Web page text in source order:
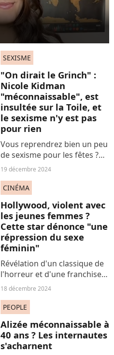
SEXISME
"On dirait le Grinch" :
Nicole Kidman
"méconnaissable", est
insultée sur la Toile, et
le sexisme n'y est pas
pour rien
Vous reprendrez bien un peu
de sexisme pour les fêtes ?
Sous le feu des projecteurs
sulfureux et provocateur, la
grande Nicole Kidman reçoit
les pires remarques...
19 décembre 2024
CINÉMA
Hollywood, violent avec
les jeunes femmes ?
Cette star dénonce "une
répression du sexe
féminin"
Révélation d'un classique de
l'horreur et d'une franchise
de blockbusters
brise le silence sur le sexisme
à Hollywood.
18 décembre 2024
PEOPLE
Alizée méconnaissable à
40 ans ? Les internautes
s'acharnent